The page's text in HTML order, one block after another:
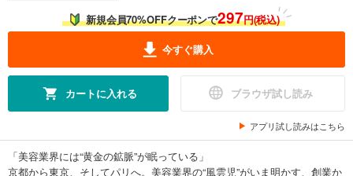
新規会員70%OFFクーポンで297円(税込)
今すぐ購入
カートに入れる ブラウザ試し読み
アプリ試し読みはこちら
「美容業界には“黄金の鉱脈”が眠っている」
京都から東京、そしてパリへ。美容業界の“風雲児”がいま明かす、創業か